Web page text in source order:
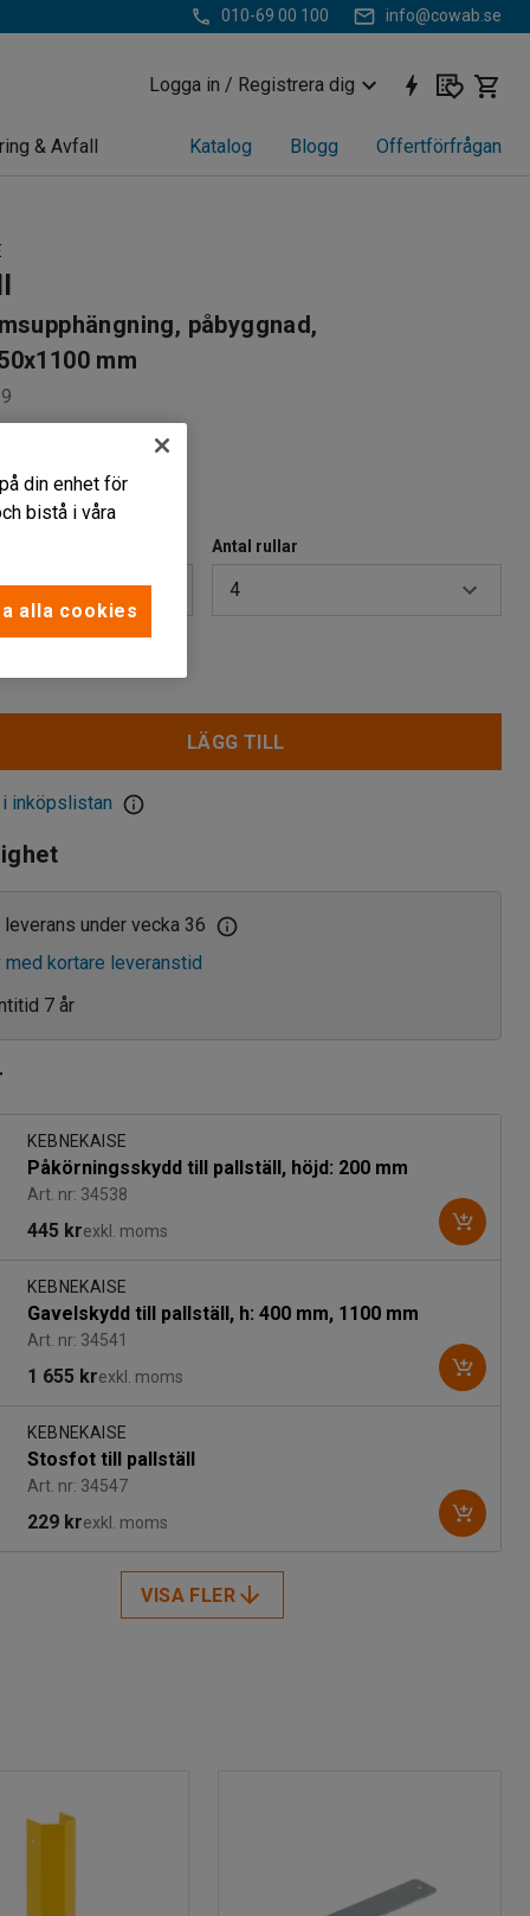
010-69 00 100 info@cowab.se
Logga in / Registrera dig
& Avfall Katalog Blogg Offertförfrågan
påbyggnad,
mm
Antal rullar
4
5
LÄGG TILL
inköpslistan
leverans under vecka 36
med kortare leveranstid
7 år
KEBNEKAISE
Påkörningsskydd till pallställ, höjd: 200 mm
Art. nr: 34538
445 krexkl. moms
KEBNEKAISE
Gavelskydd till pallställ, h: 400 mm, 1100 mm
Art. nr: 34541
1 655 krexkl. moms
KEBNEKAISE
Stosfot till pallställ
Art. nr: 34547
229 krexkl. moms
VISA FLER
din enhet för
bistå i våra
alla cookies